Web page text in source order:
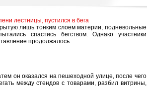
лестницы, пустился в бега
лишь тонким слоем материи, подневольные
спастись бегством. Однако участники
продолжалось.
он оказался на пешеходной улице, после чего
между стендов с товарами, разбил витрины,